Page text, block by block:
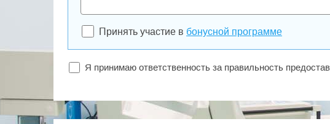
Принять участие в бонусной программе
Я принимаю ответственность за правильность